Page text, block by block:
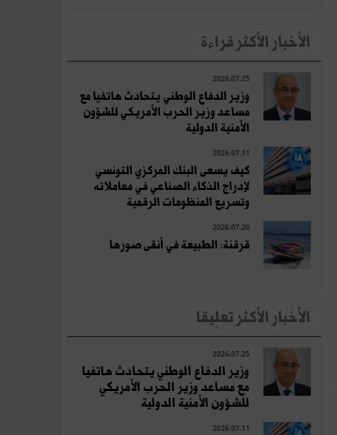
الأخبار الأكثر قراءة
2026.07.25
وزير الدفاع الوطني يتحادث هاتفيا مع
مساعد وزير الحرب الأمريكي للشؤون
الأمنية الدولية
2026.07.11
كيف يسعى البنك المركزي التونسي
لإدراج الذكاء الصناعي في معاملاته
وتسريع المنظومات الرقمية
2026.07.26
قرقنة: الطبيعة في أنقى صورها
الأخبار الأكثر تعلِيقا
2026.07.25
وزير الدفاع الوطني يتحادث هاتفيا
مع مساعد وزير الحرب الأمريكي
للشؤون الأمنية الدولية
2026.07.11